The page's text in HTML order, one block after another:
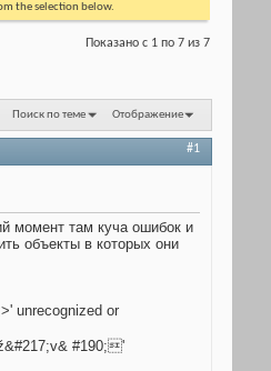
the selection below.
Показано с 1 по 7 из 7
Поиск по теме Отображение
#1
момент там куча ошибок и
объекты в которых они
unrecognized or
#190;'